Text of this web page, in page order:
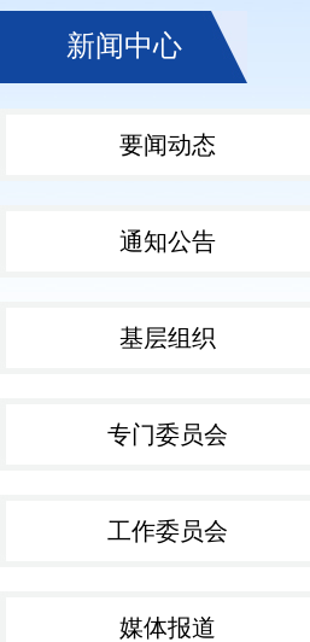
新闻中心
要闻动态
通知公告
基层组织
专门委员会
工作委员会
媒体报道